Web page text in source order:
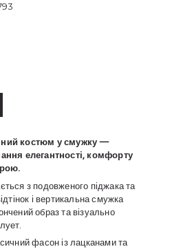
костюм у смужку —
елегантності, комфорту
з подовженого піджака та
і вертикальна смужка
образ та візуально
фасон із лацканами та